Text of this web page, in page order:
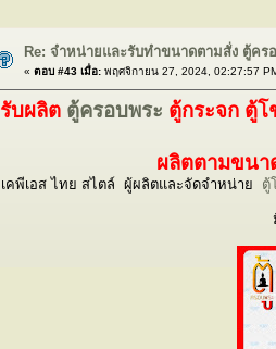
Re: จำหน่ายและรับทำขนาดตามสั่ง ตู้ค
« ตอบ #43 เมื่อ: พฤศจิกายน 27, 2024, 02:27:57
รับผลิต ตู้ครอบพระ ตู้กระจก ตู้โ
ผลิตตามขนา
เคพีเอส ไทย สไตล์ ผู้ผลิตและจัดจำหน่าย ตู้